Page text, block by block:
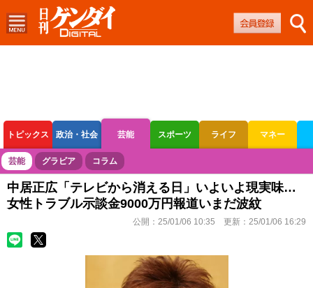
トピックス 政治・社会 芸能 スポーツ ライフ マネー
ボートレース 競輪 オートレース
芸能 グラビア コラム
中居正広「テレビから消える日」いよいよ現実味…
女性トラブル示談金9000万円報道いまだ波紋
公開： 25/01/06 10:35 更新： 25/01/06 16:29